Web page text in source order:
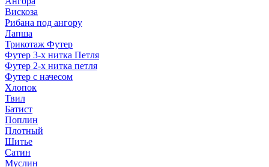
Вискоза
Рибана под ангору
Лапша
Трикотаж Футер
Футер 3-х нитка Петля
Футер 2-х нитка петля
Футер с начесом
Хлопок
Твил
Батист
Поплин
Плотный
Шитье
Сатин
Муслин